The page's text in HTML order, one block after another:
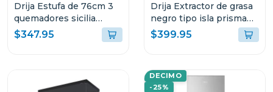
Drija Estufa de 76cm 3
quemadores sicilia
touch
$347.95
Drija Extractor de grasa
negro tipo isla prisma
touch 90
$399.95
DECIMO
-25%